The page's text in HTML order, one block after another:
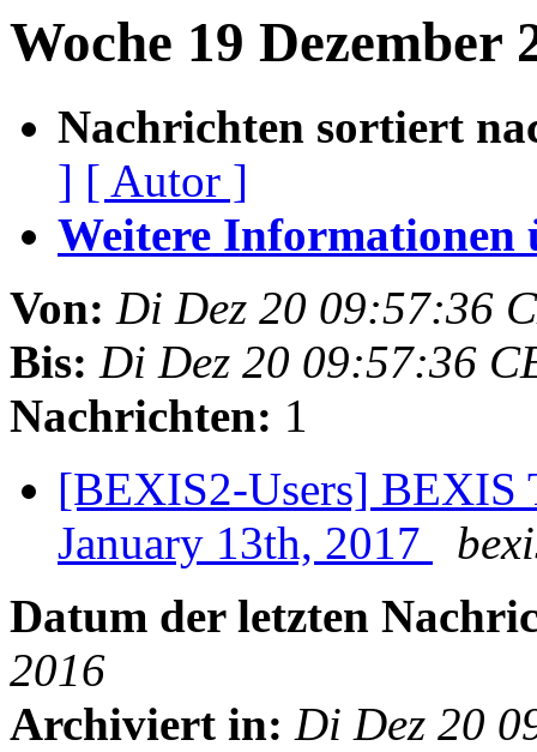
Woche 19
Nachrichten sortiert
] [ Autor ]
Weitere Informationen
Von: Di Dez 20 09:57:36
Bis: Di Dez 20 09:57:36
Nachrichten: 1
[BEXIS2-Users] BEXIS
January 13th, 2017
Datum der letzten
2016
Archiviert in: Di Dez 20